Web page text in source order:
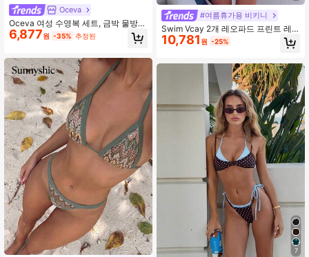
Oceva
Oceva 여성 수영복 세트, 금박 물방울
무늬 브라운 섹시 밤쉘 캐주얼 비키니
해변 휴가
6,877원 -35% 추정된
#여름휴가용 비키니
Swim Vcay 2개 레오파드 프린트 레
이어드 수영복, 여름 해변 휴가를 위한
섹시한 휴가 스타일 수영복
10,781 원 -25%
7